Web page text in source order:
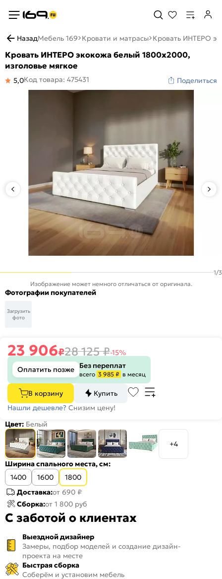
НазадМебель 169 Кровати и матрасы Кровать ИНТЕРО
Кровать ИНТЕРО экокожа белый 1800x2000,
изголовье мягкое
5,0Код товара: 475431 Поделиться
1/3
Изображение может немного отличаться от оригинала.
Фотографии покупателей
Загрузить
фото
23 906₽28 125₽-15%
Оплатить позже
Без переплат
всего 3 985 ₽ в месяц
В корзину
Купить
Нашли дешевле? Снизим цену!
Цвет: Белый
+4
Ширина спального места, см:
1400
1600
1800
Доставка:от 690 ₽
Сборка:от 1 800 руб
С заботой о клиентах
Выездной дизайнер
Замеры, подбор моделей и создание дизайн-
проекта на месте
Быстрая сборка
Соберём и установим мебель